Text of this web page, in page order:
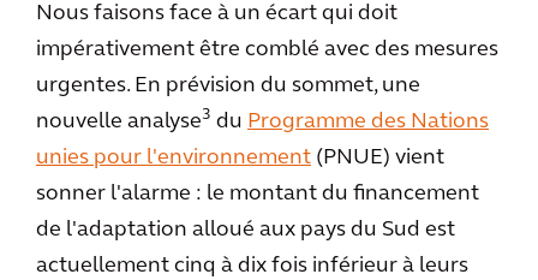
Nous faisons face à un écart qui doit
impérativement être comblé avec des mesures
urgentes. En prévision du sommet, une
nouvelle analyse3 du Programme des Nations
unies pour l'environnement (PNUE) vient
sonner l'alarme : le montant du financement
de l'adaptation alloué aux pays du Sud est
actuellement cinq à dix fois inférieur à leurs